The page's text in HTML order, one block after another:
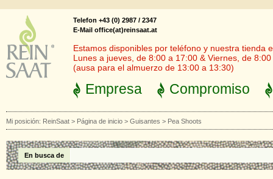
Telefon +43 (0) 2987 / 2347
E-Mail office(at)reinsaat.at
Estamos disponibles por teléfono y nuestra tienda
Lunes a jueves, de 8:00 a 17:00 & Viernes, de
(ausa para el almuerzo de 13:00 a 13:30)
Empresa Compromiso
Mi posición: ReinSaat > Página de inicio > Guisantes > Pea Shoots
En busca de